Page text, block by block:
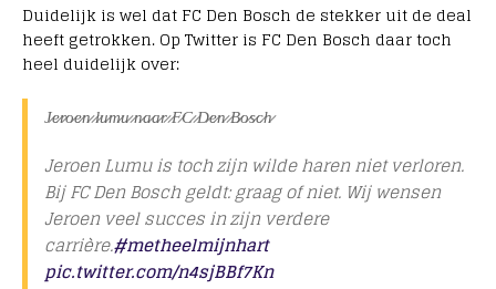
Duidelijk is wel dat FC Den Bosch de stekker uit de deal
heeft getrokken. Op Twitter is FC Den Bosch daar toch
heel duidelijk over:
J̷e̷r̷o̷e̷n̷ ̷l̷u̷m̷u̷ ̷n̷a̷a̷r̷ ̷F̷C̷ ̷D̷e̷n̷ ̷B̷o̷s̷c̷h̷
Jeroen Lumu is toch zijn wilde haren niet verloren.
Bij FC Den Bosch geldt: graag of niet. Wij wensen
Jeroen veel succes in zijn verdere
carrière.#metheelmijnhart
pic.twitter.com/n4sjBBf7Kn